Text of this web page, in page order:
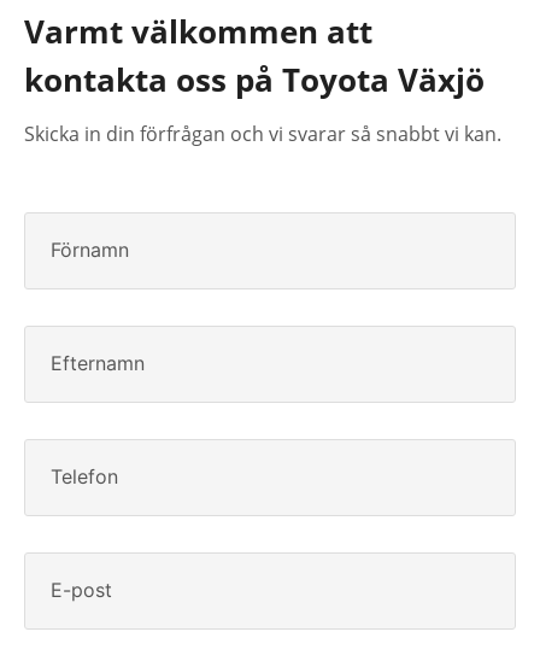
Varmt välkommen att
kontakta oss på Toyota Växjö
Skicka in din förfrågan och vi svarar så snabbt vi kan.
Förnamn
Efternamn
Telefon
E-post